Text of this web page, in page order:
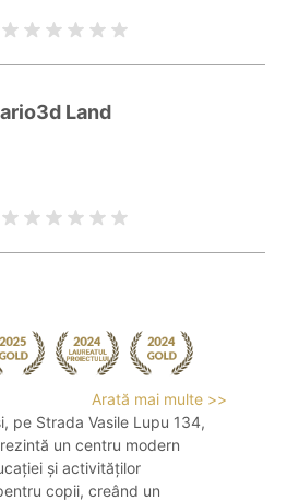
Land
Arată mai multe >>
pe Strada Vasile Lupu 134,
un centru modern
și activităților
copii, creând un